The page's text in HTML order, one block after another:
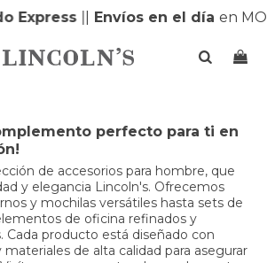
Express| Envíos en el día en
perfecto para ti en
de accesorios para hombre, que
y elegancia Lincoln's. Ofrecemos
y mochilas versátiles hasta sets de
de oficina refinados y
Cada producto está diseñado con
de alta calidad para asegurar